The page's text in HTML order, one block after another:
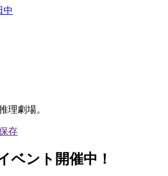
理劇場。
ベント開催中！